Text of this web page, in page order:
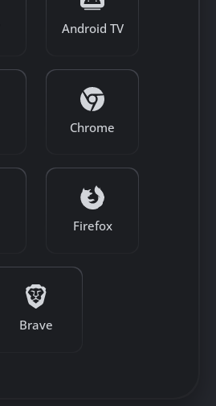
Android TV
Chrome
Firefox
Brave